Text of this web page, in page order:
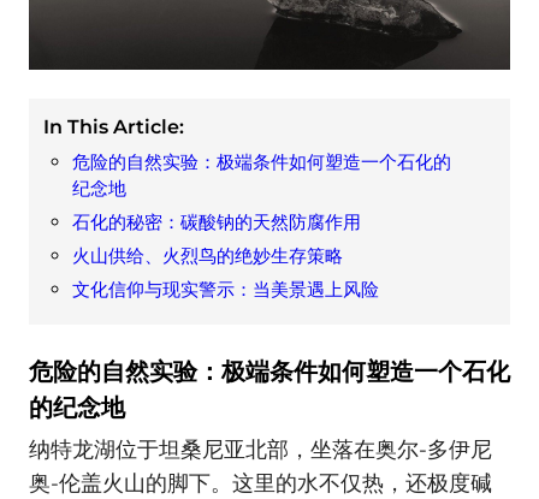
In This Article:
危险的自然实验：极端条件如何塑造一个石化的
纪念地
石化的秘密：碳酸钠的天然防腐作用
火山供给、火烈鸟的绝妙生存策略
文化信仰与现实警示：当美景遇上风险
危险的自然实验：极端条件如何塑造一个石化
的纪念地
纳特龙湖位于坦桑尼亚北部，坐落在奥尔-多伊尼
奥-伦盖火山的脚下。这里的水不仅热，还极度碱